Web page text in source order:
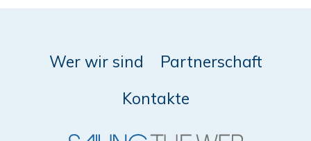
Wer wir sind
Partnerschaft
Kontakte